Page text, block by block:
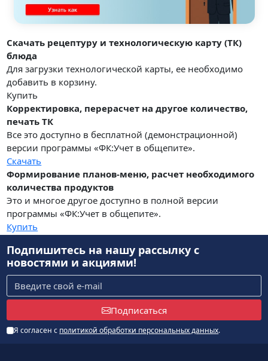
Скачать рецептуру и технологическую карту (ТК)
блюда
Для загрузки технологической карты, ее необходимо
добавить в корзину.
Купить
Корректировка, перерасчет на другое количество,
печать ТК
Все это доступно в бесплатной (демонстрационной)
версии программы «ФК:Учет в общепите».
Скачать
Формирование планов-меню, расчет необходимого
количества продуктов
Это и многое другое доступно в полной версии
программы «ФК:Учет в общепите».
Купить
Подпишитесь на нашу рассылкус
новостями и акциями!
Подписаться
Я согласен с политикой обработки персональных данных.